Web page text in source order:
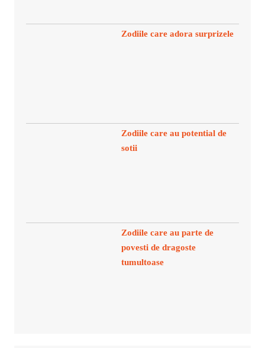
Zodiile care adora surprizele
Zodiile care au potential de
sotii
Zodiile care au parte de
povesti de dragoste
tumultoase